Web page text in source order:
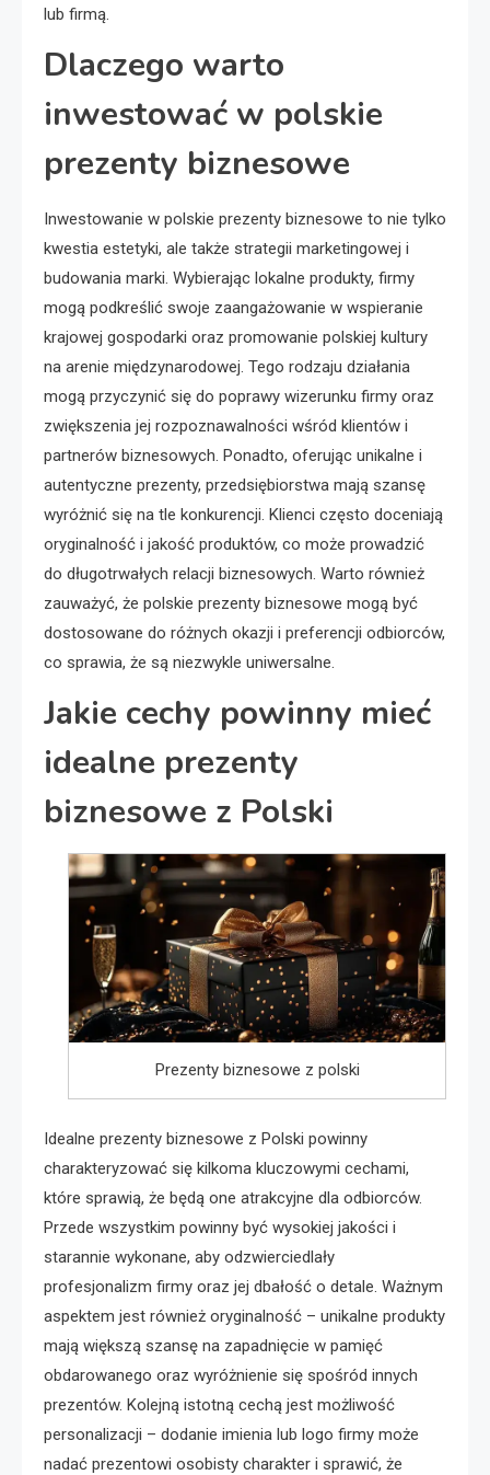
lub firmą.
Dlaczego warto
inwestować w polskie
prezenty biznesowe
Inwestowanie w polskie prezenty biznesowe to nie tylko
kwestia estetyki, ale także strategii marketingowej i
budowania marki. Wybierając lokalne produkty, firmy
mogą podkreślić swoje zaangażowanie w wspieranie
krajowej gospodarki oraz promowanie polskiej kultury
na arenie międzynarodowej. Tego rodzaju działania
mogą przyczynić się do poprawy wizerunku firmy oraz
zwiększenia jej rozpoznawalności wśród klientów i
partnerów biznesowych. Ponadto, oferując unikalne i
autentyczne prezenty, przedsiębiorstwa mają szansę
wyróżnić się na tle konkurencji. Klienci często doceniają
oryginalność i jakość produktów, co może prowadzić
do długotrwałych relacji biznesowych. Warto również
zauważyć, że polskie prezenty biznesowe mogą być
dostosowane do różnych okazji i preferencji odbiorców,
co sprawia, że są niezwykle uniwersalne.
Jakie cechy powinny mieć
idealne prezenty
biznesowe z Polski
Prezenty biznesowe z polski
Idealne prezenty biznesowe z Polski powinny
charakteryzować się kilkoma kluczowymi cechami,
które sprawią, że będą one atrakcyjne dla odbiorców.
Przede wszystkim powinny być wysokiej jakości i
starannie wykonane, aby odzwierciedlały
profesjonalizm firmy oraz jej dbałość o detale. Ważnym
aspektem jest również oryginalność – unikalne produkty
mają większą szansę na zapadnięcie w pamięć
obdarowanego oraz wyróżnienie się spośród innych
prezentów. Kolejną istotną cechą jest możliwość
personalizacji – dodanie imienia lub logo firmy może
nadać prezentowi osobisty charakter i sprawić, że